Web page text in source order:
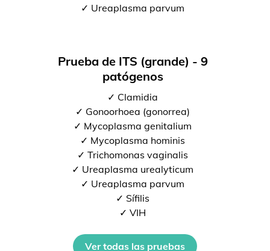
✓ Ureaplasma parvum
Prueba de ITS (grande) - 9
patógenos
✓ Clamidia
✓ Gonoorhoea (gonorrea)
✓ Mycoplasma genitalium
✓ Mycoplasma hominis
✓ Trichomonas vaginalis
✓ Ureaplasma urealyticum
✓ Ureaplasma parvum
✓ Sífilis
✓ VIH
Ver todas las pruebas